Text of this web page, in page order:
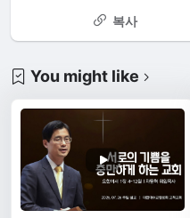
복사
You might like